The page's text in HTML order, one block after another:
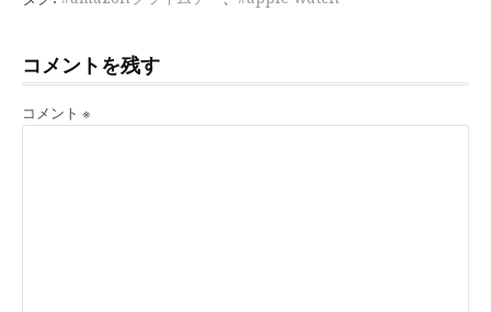
読
コメントを残す
コメント ※